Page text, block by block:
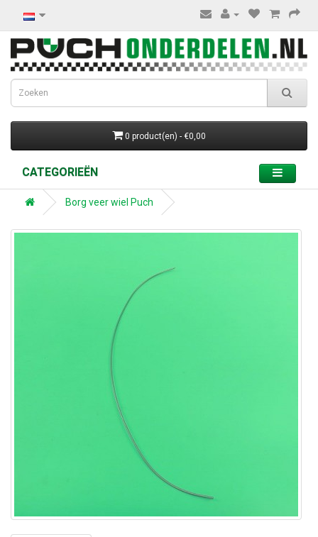
0 product(en) - €0,00
CATEGORIEËN
Borg veer wiel Puch